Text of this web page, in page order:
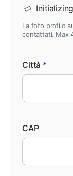
La foto profilo
contattati. Max
Città *
CAP